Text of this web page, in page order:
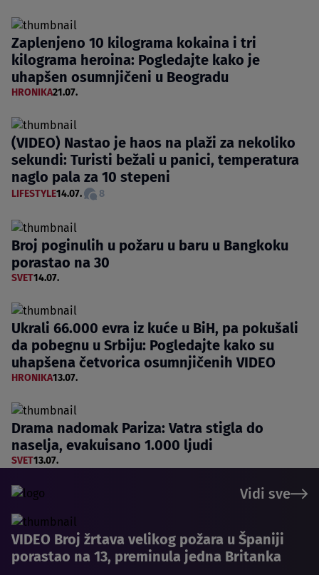
Zaplenjeno 10 kilograma kokaina i tri
kilograma heroina: Pogledajte kako je
uhapšen osumnjičeni u Beogradu
HRONIKA21.07.
(VIDEO) Nastao je haos na plaži za nekoliko
sekundi: Turisti bežali u panici, temperatura
naglo pala za 10 stepeni
LIFESTYLE14.07. 8
Broj poginulih u požaru u baru u Bangkoku
porastao na 30
SVET14.07.
Ukrali 66.000 evra iz kuće u BiH, pa pokušali
da pobegnu u Srbiju: Pogledajte kako su
uhapšena četvorica osumnjičenih VIDEO
HRONIKA13.07.
Drama nadomak Pariza: Vatra stigla do
naselja, evakuisano 1.000 ljudi
SVET13.07.
Vidi sve
VIDEO Broj žrtava velikog požara u Španiji
porastao na 13, preminula jedna Britanka